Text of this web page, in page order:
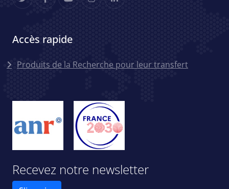
Accès rapide
Menu accès rapides
Produits de la Recherche pour leur transfert
Recevez notre newsletter